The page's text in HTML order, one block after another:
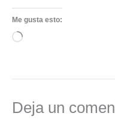
Me gusta esto:
Cargando...
Deja un